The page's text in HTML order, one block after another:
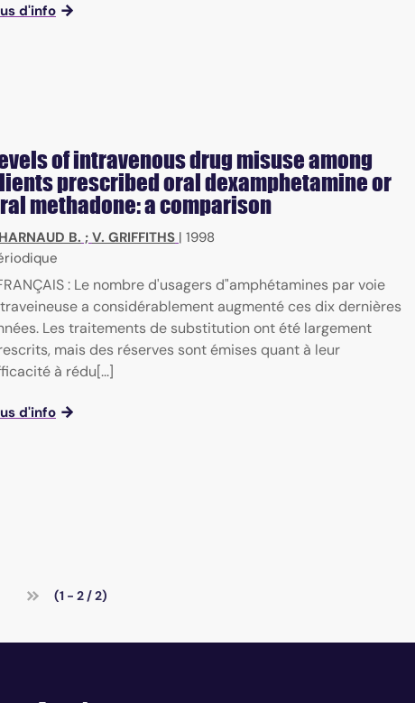
d'info
of intravenous drug misuse among
prescribed oral dexamphetamine or
methadone: a comparison
B. ; V. GRIFFITHS | 1998
: Le nombre d'usagers d"amphétamines par voie
a considérablement augmenté ces dix dernières
Les traitements de substitution ont été largement
mais des réserves sont émises quant à leur
à rédu[...]
d'info
(1 - 2 / 2)